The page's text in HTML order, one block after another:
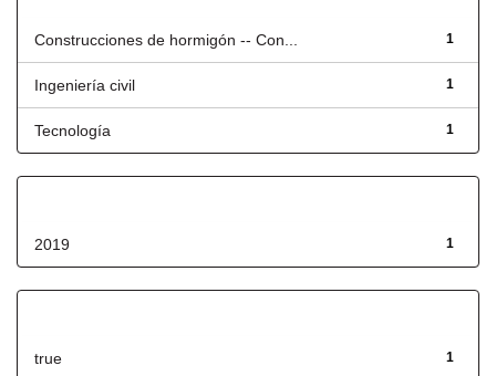
1
Construcciones de hormigón -- Con...
1
Ingeniería civil
1
Tecnología
1
2019
1
true